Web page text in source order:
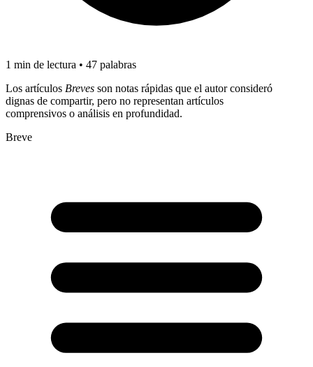
1 min de lectura • 47 palabras
Los artículos Breves son notas rápidas que el autor consideró
dignas de compartir, pero no representan artículos
comprensivos o análisis en profundidad.
Breve